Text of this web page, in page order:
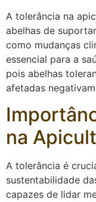
A tolerância na
abelhas de
como mudanças
essencial para a
pois abelhas
afetadas
na
A tolerância é
sustentabilidade
capazes de lidar